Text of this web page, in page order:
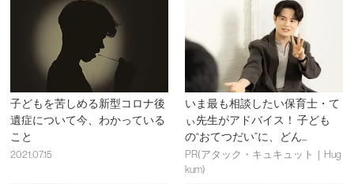
子どもを苦しめる新型コロナ後
遺症について今、わかっている
こと
2021.07.15
いま最も相談したい保育士・て
ぃ先生がアドバイス！ 子ども
の“おてつだい”に、どん...
PR(アタック・キュキュット｜Hug
kum)